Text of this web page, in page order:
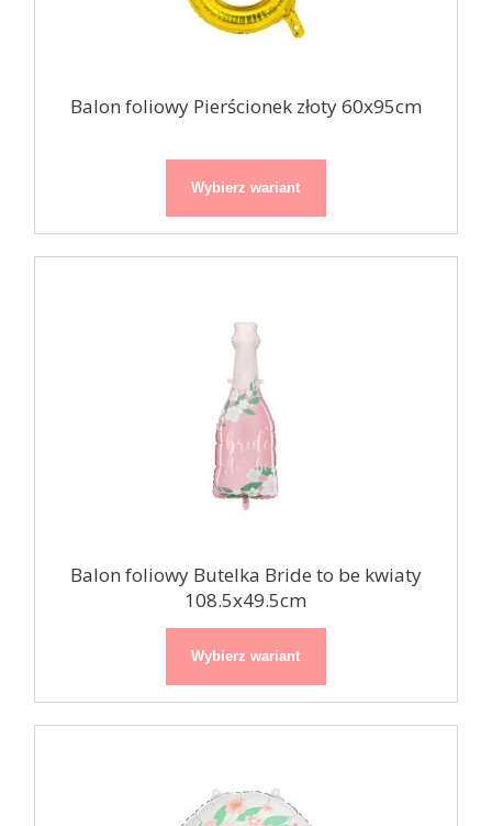
Balon foliowy Pierścionek złoty 60x95cm
Wybierz wariant
Balon foliowy Butelka Bride to be kwiaty
108.5x49.5cm
Wybierz wariant